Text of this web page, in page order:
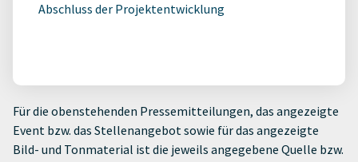
Abschluss der Projektentwicklung
Für die obenstehenden Pressemitteilungen, das angezeigte
Event bzw. das Stellenangebot sowie für das angezeigte
Bild- und Tonmaterial ist die jeweils angegebene Quelle bzw.